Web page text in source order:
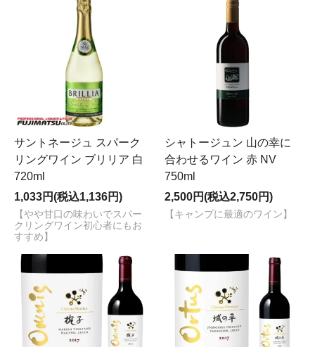
サントネージュ スパーク
リングワイン ブリリア 白
720ml
1,033円(税込1,136円)
【やや甘口の味わいでスパー
クリングワイン初心者にもお
すすめ】
シャトージュン 山の幸に
合わせるワイン 赤 NV
750ml
2,500円(税込2,750円)
【キャンプに最適のワイン】